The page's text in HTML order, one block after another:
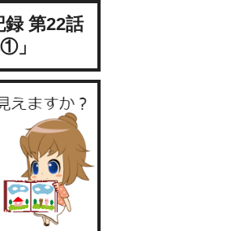
録 第22話
」